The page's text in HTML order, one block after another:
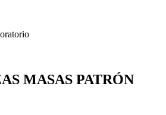
MASAS PATRÓN